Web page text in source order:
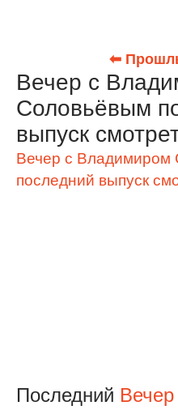
⬅
Вечер с
Соловьёвым
выпуск
Вечер с Владимиром
последний выпуск
Последний